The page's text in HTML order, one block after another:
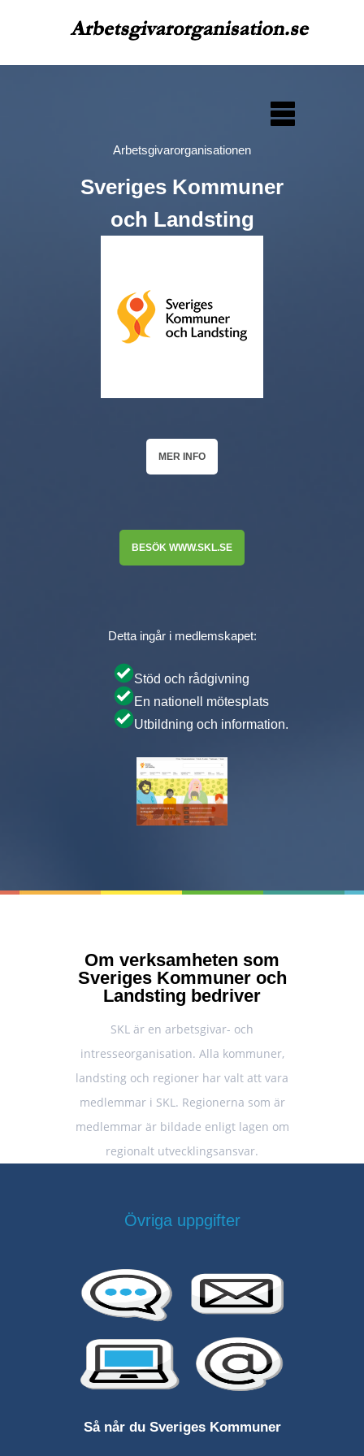
Arbetsgivarorganisationen
Sveriges Kommuner
och Landsting
MER INFO
BESÖK WWW.SKL.SE
Detta ingår i medlemskapet:
Stöd och rådgivning
En nationell mötesplats
Utbildning och information.
Om verksamheten som
Sveriges Kommuner och
Landsting bedriver
SKL är en arbetsgivar- och
intresseorganisation. Alla kommuner,
landsting och regioner har valt att vara
medlemmar i SKL. Regionerna som är
medlemmar är bildade enligt lagen om
regionalt utvecklingsansvar.
Övriga uppgifter
Så når du Sveriges Kommuner